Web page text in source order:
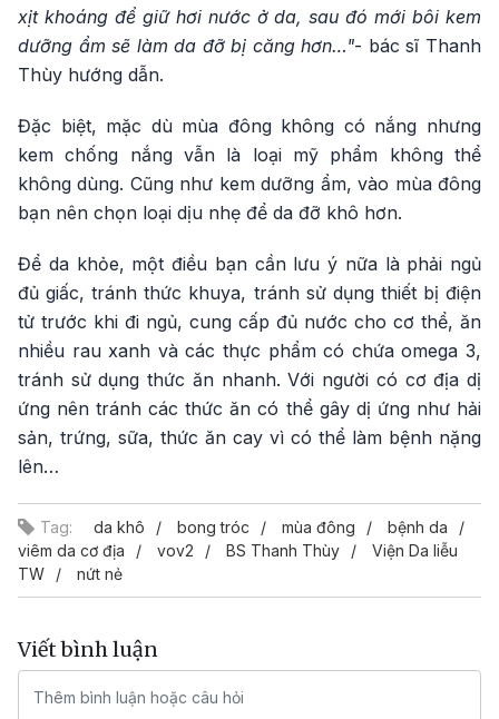
xịt khoáng để giữ hơi nước ở da, sau đó mới bôi kem
dưỡng ẩm sẽ làm da đỡ bị căng hơn…"- bác sĩ Thanh
Thùy hướng dẫn.
Đặc biệt, mặc dù mùa đông không có nắng nhưng
kem chống nắng vẫn là loại mỹ phẩm không thể
không dùng. Cũng như kem dưỡng ẩm, vào mùa đông
bạn nên chọn loại dịu nhẹ để da đỡ khô hơn.
Để da khỏe, một điều bạn cần lưu ý nữa là phải ngủ
đủ giấc, tránh thức khuya, tránh sử dụng thiết bị điện
tử trước khi đi ngủ, cung cấp đủ nước cho cơ thể, ăn
nhiều rau xanh và các thực phẩm có chứa omega 3,
tránh sử dụng thức ăn nhanh. Với người có cơ địa dị
ứng nên tránh các thức ăn có thể gây dị ứng như hải
sản, trứng, sữa, thức ăn cay vì có thể làm bệnh nặng
lên…
Tag: da khô bong tróc mùa đông
bệnh da
viêm da cơ địa
vov2 BS Thanh Thùy
Viện Da liễu
TW
nứt nẻ
Viết bình luận